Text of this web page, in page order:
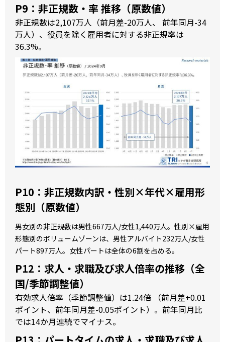
P9：非正規数・率 推移（原数値）
非正規数は2,107万人（前月差-20万人、 前年同月-34
万人）、役員を除く雇用者に対する非正規率は
36.3%。
P10：非正規数内訳・性別×年代×雇用形
態別（原数値）
男女別の非正規数は男性667万人/女性1,440万人。性別×雇用
形態別のボリュームゾーンは、男性アルバイト232万人/女性
パート897万人。女性パートは全体の6割を占める。
P12：求人・求職及び求人倍率の推移（全
国/季節調整値）
有効求人倍率（季節調整値）は1.24倍 （前月差+0.01
ポイント、前年同月差-0.05ポイント）。前年同月比
では14か月連続でマイナス。